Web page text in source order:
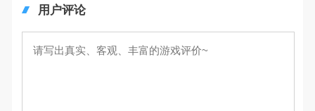
用户评论